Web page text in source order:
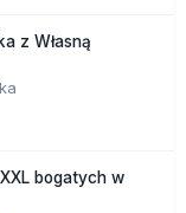
z Własną
bogatych w